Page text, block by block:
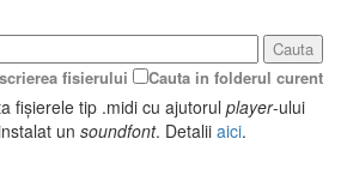
Cauta
fisierului
Cauta in folderul curent
fișierele tip .midi cu ajutorul player-ului
un soundfont. Detalii aici.